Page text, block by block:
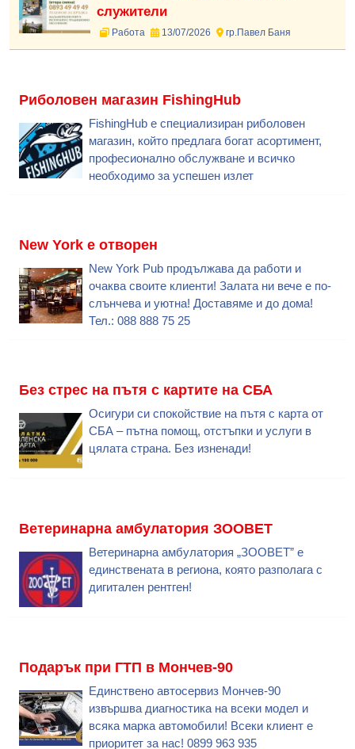
служители
Работа 13/07/2026 гр.Павел Баня
Риболовен магазин FishingHub
FishingHub е специализиран риболовен
магазин, който предлага богат асортимент,
професионално обслужване и всичко
необходимо за успешен излет
New York е отворен
New York Pub продължава да работи и
очаква своите клиенти! Залата ни вече е по-
слънчева и уютна! Доставяме и до дома!
Тел.: 088 888 75 25
Без стрес на пътя с картите на СБА
Осигури си спокойствие на пътя с карта от
СБА – пътна помощ, отстъпки и услуги в
цялата страна. Без изненади!
Ветеринарна амбулатория ЗООВЕТ
Ветеринарна амбулатория „ЗООВЕТ” е
единствената в региона, която разполага с
дигитален рентген!
Подарък при ГТП в Мончев-90
Единствено автосервиз Мончев-90
извършва диагностика на всеки модел и
всяка марка автомобили! Всеки клиент е
приоритет за нас! 0899 963 935